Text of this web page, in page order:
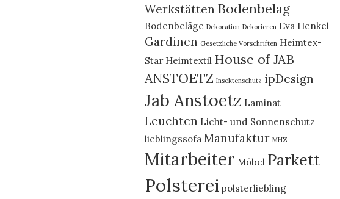
Werkstätten Bodenbelag
Bodenbeläge Dekoration Dekorieren Eva Henkel
Gardinen Gesetzliche Vorschriften Heimtex-
Star Heimtextil House of JAB
ANSTOETZ Insektenschutz ipDesign
Jab Anstoetz Laminat
Leuchten Licht- und Sonnenschutz
lieblingssofa Manufaktur MHZ
Mitarbeiter Möbel Parkett
Polsterei polsterliebling